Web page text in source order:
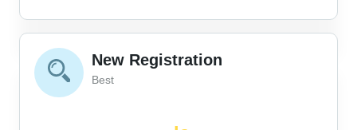
New Registration
Best